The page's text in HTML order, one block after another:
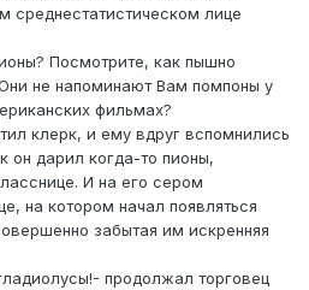
среднестатистическом лице
Посмотрите, как пышно
не напоминают Вам помпоны у
фильмах?
клерк, и ему вдруг вспомнились
он дарил когда-то пионы,
И на его сером
на котором начал появляться
забытая им искренняя
продолжал торговец